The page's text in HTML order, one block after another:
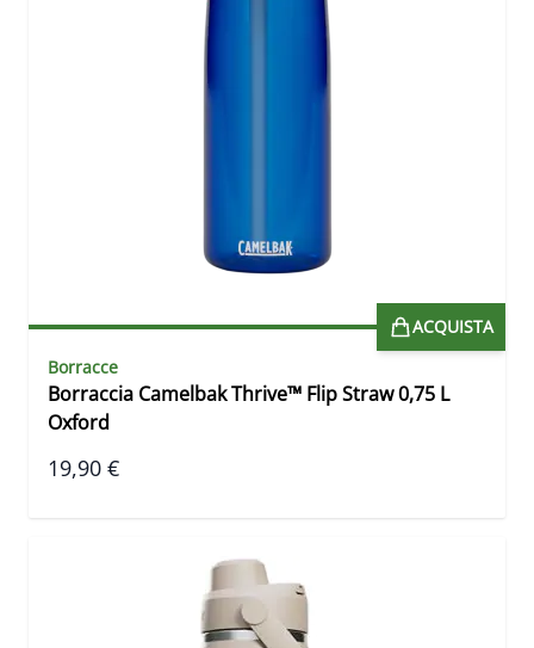
ACQUISTA
Borracce
Borraccia Camelbak Thrive™ Flip Straw 0,75 L
Oxford
19,90 €